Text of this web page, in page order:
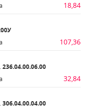
18,84
107,36
236.04.00.06.00
32,84
306.04.00.04.00